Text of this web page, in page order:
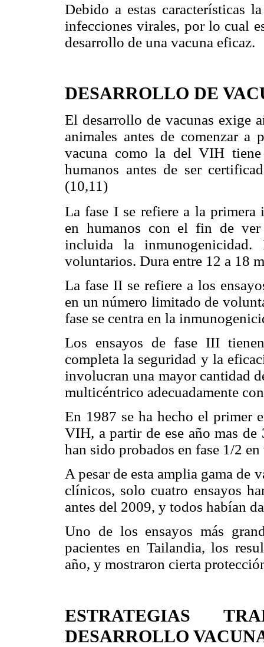
Debido a estas características
infecciones virales, por lo cual
desarrollo de una vacuna eficaz.
DESARROLLO DE
El desarrollo de vacunas exige
animales antes de comenzar a
vacuna como la del VIH
humanos antes de ser
(10,11)
La fase I se refiere a la primera
en humanos con el fin de
incluida la
voluntarios. Dura entre 12 a 18
La fase II se refiere a los
en un número limitado de
fase se centra en la
Los ensayos de fase III
completa la seguridad y la
involucran una mayor cantidad
multicéntrico adecuadamente
En 1987 se ha hecho el primer
VIH, a partir de ese año mas
han sido probados en fase 1/2
A pesar de esta amplia gama de
clínicos, solo cuatro ensayos
antes del 2009, y todos habían
Uno de los ensayos más
pacientes en Tailandia, los
año, y mostraron cierta
ESTRATEGIAS
DESARROLLO